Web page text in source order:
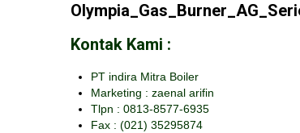
Kontak Kami :
PT indira Mitra Boiler
Marketing : zaenal arifin
Tlpn : 0813-8577-6935
Fax : (021) 35295874